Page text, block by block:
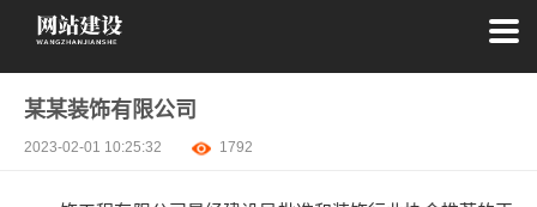
某某装饰有限公司
2023-02-01 10:25:32 1792